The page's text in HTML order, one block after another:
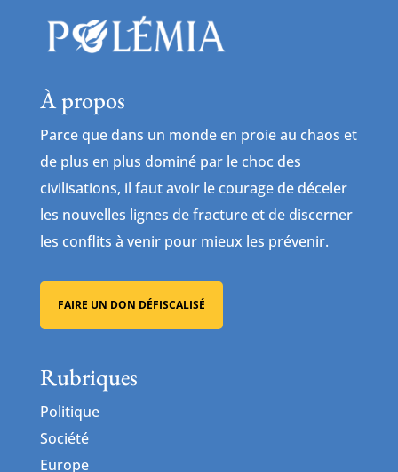
À propos
Parce que dans un monde en proie au chaos et
de plus en plus dominé par le choc des
civilisations, il faut avoir le courage de déceler
les nouvelles lignes de fracture et de discerner
les conflits à venir pour mieux les prévenir.
FAIRE UN DON DÉFISCALISÉ
Rubriques
Politique
Société
Europe